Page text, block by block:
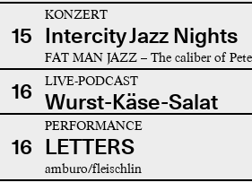
15
KONZERT
Intercity Jazz Nights
FAT MAN JAZZ – The caliber of
16 LIVE-PODCAST
Wurst-Käse-Salat
16
PERFORMANCE
LETTERS
amburo/fleischlin